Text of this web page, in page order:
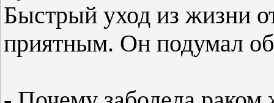
Быстрый уход из жизни
приятным. Он подумал